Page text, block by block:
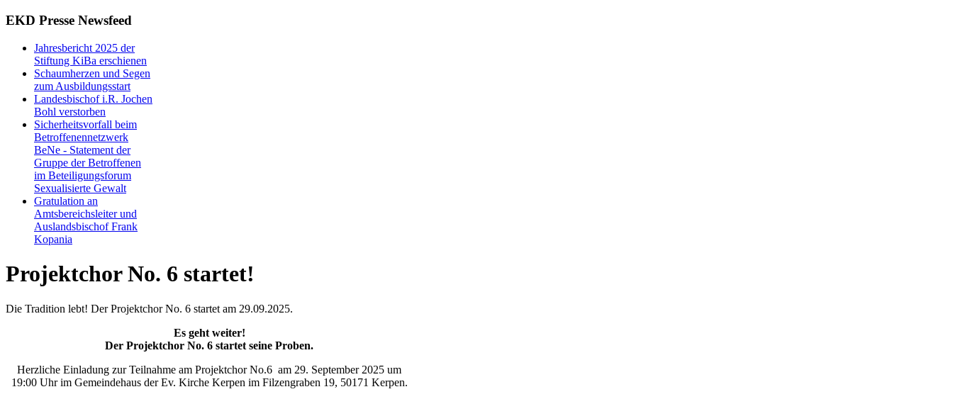
EKD Presse Newsfeed
Jahresbericht 2025 der
Stiftung KiBa erschienen
Schaumherzen und Segen
zum Ausbildungsstart
Landesbischof i.R. Jochen
Bohl verstorben
Sicherheitsvorfall beim
Betroffenennetzwerk
BeNe - Statement der
Gruppe der Betroffenen
im Beteiligungsforum
Sexualisierte Gewalt
Gratulation an
Amtsbereichsleiter und
Auslandsbischof Frank
Kopania
Projektchor No. 6 startet!
Die Tradition lebt! Der Projektchor No. 6 startet am 29.09.2025.
Es geht weiter!
Der ProjektchorNo. 6 startet seine Proben.
Herzliche Einladung zur Teilnahme am Projektchor No.6 am 29. September 2025 um
19:00 Uhr im Gemeindehaus der Ev. Kirche Kerpen im Filzengraben 19, 50171 Kerpen.